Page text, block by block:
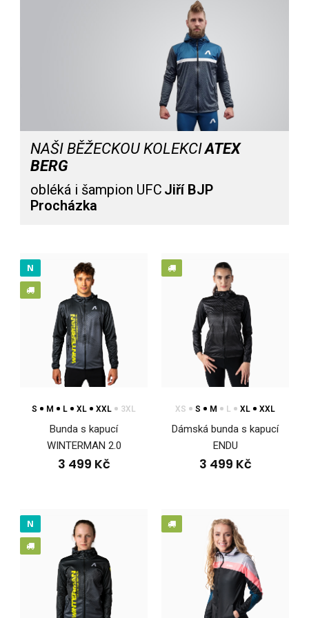
Lehká sportovní bunda s kapucí ENDULehká sportovní bunda
s kapucí ENDU poskytuje všestranné využití ..
NAŠI BĚŽECKOU KOLEKCIATEX
BERG
obléká i šampion UFC Jiří BJP
Procházka
N
S M L XL XXL 3XL
Bunda s kapucí
WINTERMAN 2.0
3 499 Kč
XS S M L XL XXL
Dámská bunda s kapucí
ENDU
3 499 Kč
N